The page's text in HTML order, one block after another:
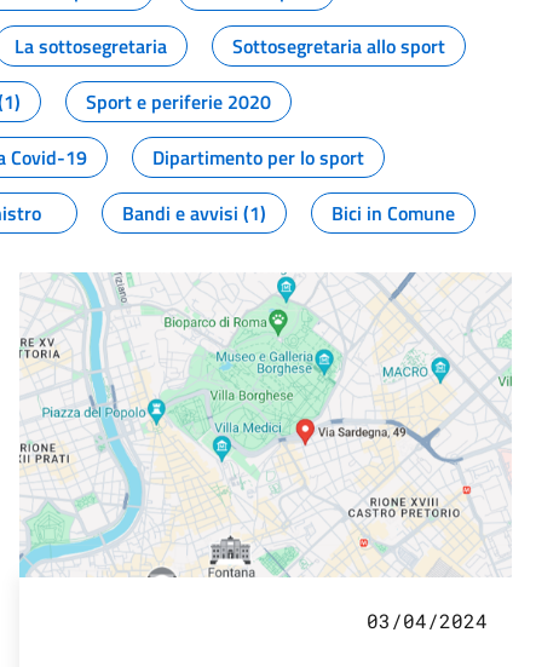
La sottosegretaria
Sottosegretaria allo sport
Sport e periferie 2020
Covid-19
Dipartimento per lo sport
Bandi e avvisi (1) Bici in Comune
03/04/2024